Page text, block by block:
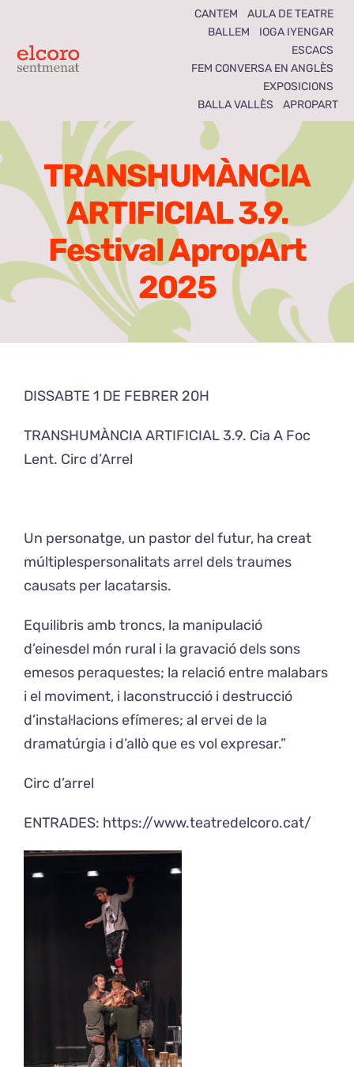
content
Toggle
Notícies
Seccions
El Coro som tots
Activitats
Exposicions
El Cafè del Coro
Balla Vallès
CANTEM
AULA DE TEATRE
BALLEM
IOGA IYENGAR
ESCACS
FEM CONVERSA EN ANGLÈS
EXPOSICIONS
BALLA VALLÈS
APROPART
TRANSHUMÀNCIA
ARTIFICIAL 3.9.
Festival ApropArt
2025
DISSABTE 1 DE FEBRER 20H
TRANSHUMÀNCIA ARTIFICIAL 3.9. Cia A Foc
Lent. Circ d’Arrel
Un personatge, un pastor del futur, ha creat
múltiplespersonalitats arrel dels traumes
causats per lacatarsis.
Equilibris amb troncs, la manipulació
d’einesdel món rural i la gravació dels sons
emesos peraquestes; la relació entre malabars
i el moviment, i laconstrucció i destrucció
d’instal·lacions efímeres; al ervei de la
dramatúrgia i d’allò que es vol expresar.”
Circ d’arrel
ENTRADES: https://www.teatredelcoro.cat/